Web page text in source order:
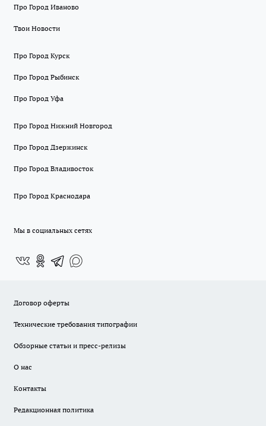
Про Город Иваново
Твои Новости
Про Город Курск
Про Город Рыбинск
Про Город Уфа
Про Город Нижний Новгород
Про Город Дзержинск
Про Город Владивосток
Про Город Краснодара
Мы в социальных сетях
Договор оферты
Технические требования типографии
Обзорные статьи и пресс-релизы
О нас
Контакты
Редакционная политика